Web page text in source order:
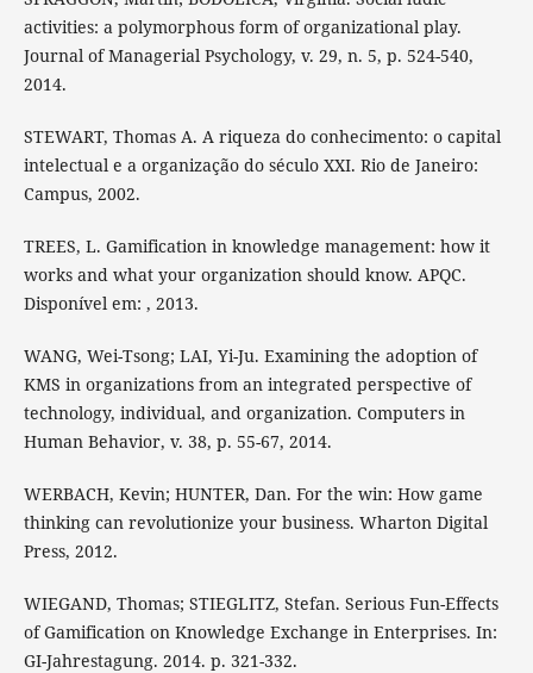
activities: a polymorphous form of organizational play.
Journal of Managerial Psychology, v. 29, n. 5, p. 524-540,
2014.
STEWART, Thomas A. A riqueza do conhecimento: o capital
intelectual e a organização do século XXI. Rio de Janeiro:
Campus, 2002.
TREES, L. Gamification in knowledge management: how it
works and what your organization should know. APQC.
Disponível em: , 2013.
WANG, Wei-Tsong; LAI, Yi-Ju. Examining the adoption of
KMS in organizations from an integrated perspective of
technology, individual, and organization. Computers in
Human Behavior, v. 38, p. 55-67, 2014.
WERBACH, Kevin; HUNTER, Dan. For the win: How game
thinking can revolutionize your business. Wharton Digital
Press, 2012.
WIEGAND, Thomas; STIEGLITZ, Stefan. Serious Fun-Effects
of Gamification on Knowledge Exchange in Enterprises. In:
GI-Jahrestagung. 2014. p. 321-332.